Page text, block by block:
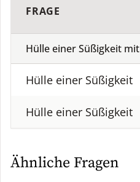
FRAGE
Hülle einer Süßigkeit mit
Hülle einer Süßigkeit
Hülle einer Süßigkeit
Ähnliche Fragen